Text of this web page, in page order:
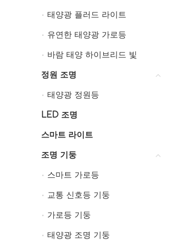
태양광 플러드 라이트
유연한 태양광 가로등
바람 태양 하이브리드 빛
정원 조명
태양광 정원등
LED 조명
스마트 라이트
조명 기둥
스마트 가로등
교통 신호등 기둥
가로등 기둥
태양광 조명 기둥